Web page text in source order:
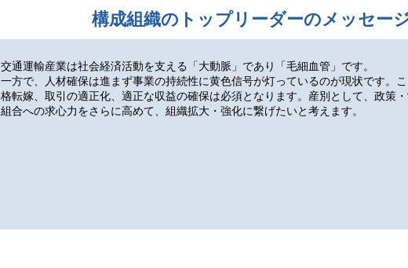
構成組織のトップリーダーのメッセー
交通運輸産業は社会経済活動を支える「大動脈」であり「毛細血管」です。
一方で、人材確保は進まず事業の持続性に黄色信号が灯っているのが現状です。
格転嫁、取引の適正化、適正な収益の確保は必須となります。産別として、政策
組合への求心力をさらに高めて、組織拡大・強化に繋げたいと考えます。